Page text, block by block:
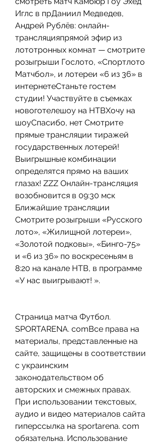
Иглс в прДаниил Медведев,
Андрей Рублёв: онлайн-
трансляцияпрямой эфир из
лототронных комнат — смотрите
розыгрыши Гослото, «Спортлото
Матчбол», и лотереи «6 из 36» в
интернетеСтаньте гостем
студии! Участвуйте в съемках
новоготелешоу на НТВХочу на
шоуСпасибо, нет Смотрите
прямые трансляции тиражей
государственных лотерей!
Выигрышные комбинации
определятся прямо на ваших
глазах! ZZZ Онлайн-трансляция
возобновится в 09:30 мск
Ближайшие трансляции
Смотрите розыгрыши «Русского
лото», «Жилищной лотереи»,
«Золотой подковы», «Бинго-75»
и «6 из 36» по воскресеньям в
8:20 на канале НТВ, в программе
«У нас выигрывают! ».
Страница матча Футбол.
SPORTARENA. comВсе права на
материалы, представленные на
сайте, защищены в соответствии
с украинским
законодательством об
авторских и смежных правах.
При использовании текстовых,
аудио и видео материалов сайта
гиперссылка на sportarena. com
обязательна. Использование